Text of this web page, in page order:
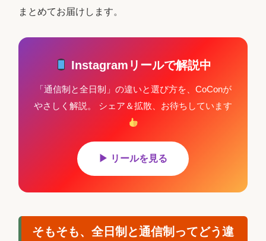
まとめてお届けします。
Instagramリールで解説中
「通信制と全日制」の違いと選び方を、CoConが
やさしく解説。 シェア＆拡散、お待ちしています
▶ リールを見る
そもそも、全日制と通信制ってどう違